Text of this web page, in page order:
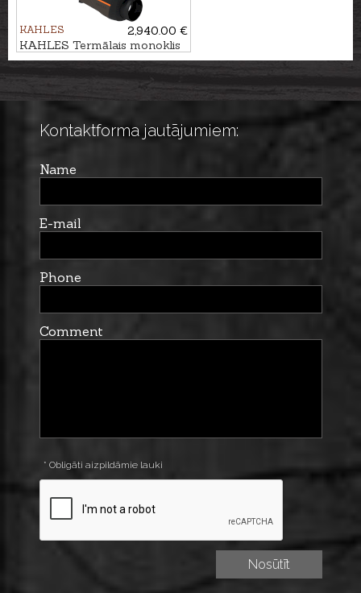
KAHLES
2,940.00 €
KAHLES Termālais monoklis
HELIA TI 35+
Kontaktforma jautājumiem:
Name
E-mail
Phone
Comment
* Obligāti aizpildāmie lauki